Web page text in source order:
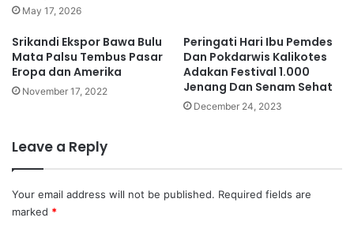
May 17, 2026
Srikandi Ekspor Bawa Bulu
Mata Palsu Tembus Pasar
Eropa dan Amerika
November 17, 2022
Peringati Hari Ibu Pemdes
Dan Pokdarwis Kalikotes
Adakan Festival 1.000
Jenang Dan Senam Sehat
December 24, 2023
Leave a Reply
Your email address will not be published. Required fields are
marked *